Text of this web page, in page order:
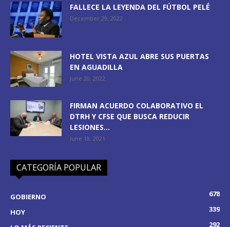
FALLECE LA LEYENDA DEL FÚTBOL PELÉ
December 29, 2022
HOTEL VISTA AZUL ABRE SUS PUERTAS
EN AGUADILLA
June 20, 2022
FIRMAN ACUERDO COLABORATIVO EL
DTRH Y CFSE QUE BUSCA REDUCIR
LESIONES...
June 18, 2021
CATEGORÍA POPULAR
GOBIERNO
678
HOY
339
292